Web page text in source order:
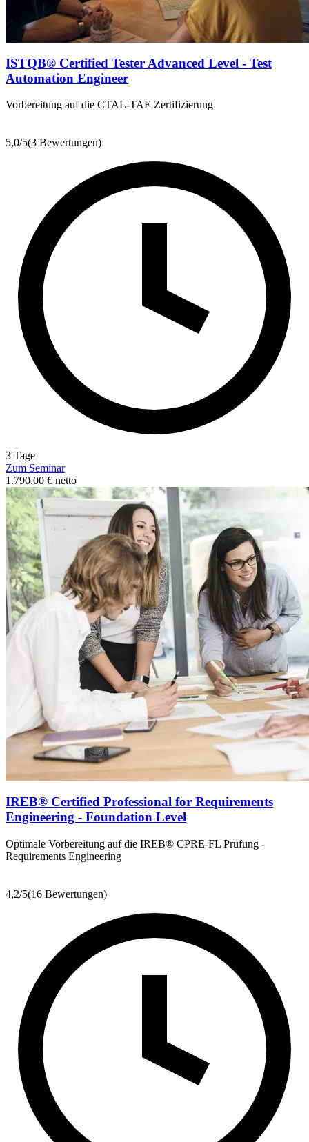
ISTQB® Certified Tester Advanced Level - Test
Automation Engineer
Vorbereitung auf die CTAL-TAE Zertifizierung
5,0/5(3 Bewertungen)
3 Tage
Zum Seminar
1.790,00 € netto
IREB® Certified Professional for Requirements
Engineering - Foundation Level
Optimale Vorbereitung auf die IREB® CPRE-FL Prüfung -
Requirements Engineering
4,2/5(16 Bewertungen)